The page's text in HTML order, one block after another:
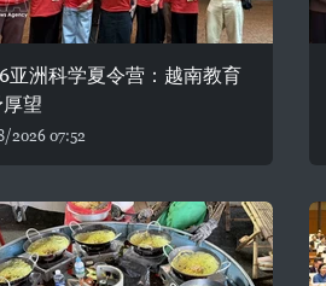
亚洲科学夏令营：越南教育
望
2026 07:52